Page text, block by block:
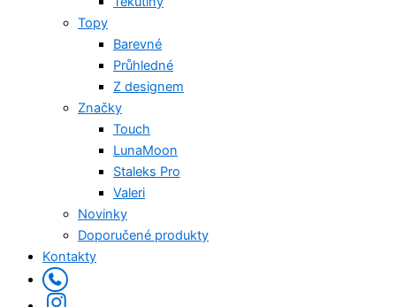
Topy
Barevné
Průhledné
Z designem
Značky
Touch
LunaMoon
Staleks Pro
Valeri
Novinky
Doporučené produkty
Kontakty